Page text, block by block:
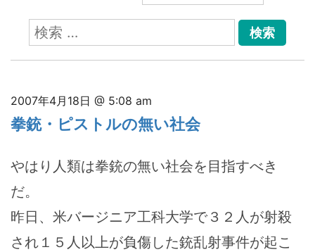
検
索:
2007年4月18日 @ 5:08 am
拳銃・ピストルの無い社会
やはり人類は拳銃の無い社会を目指すべき
だ。
昨日、米バージニア工科大学で３２人が射殺
され１５人以上が負傷した銃乱射事件が起こ